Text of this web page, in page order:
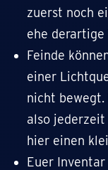
zuerst noch
ehe
Feinde
einer
nicht
also
hier einen
Euer